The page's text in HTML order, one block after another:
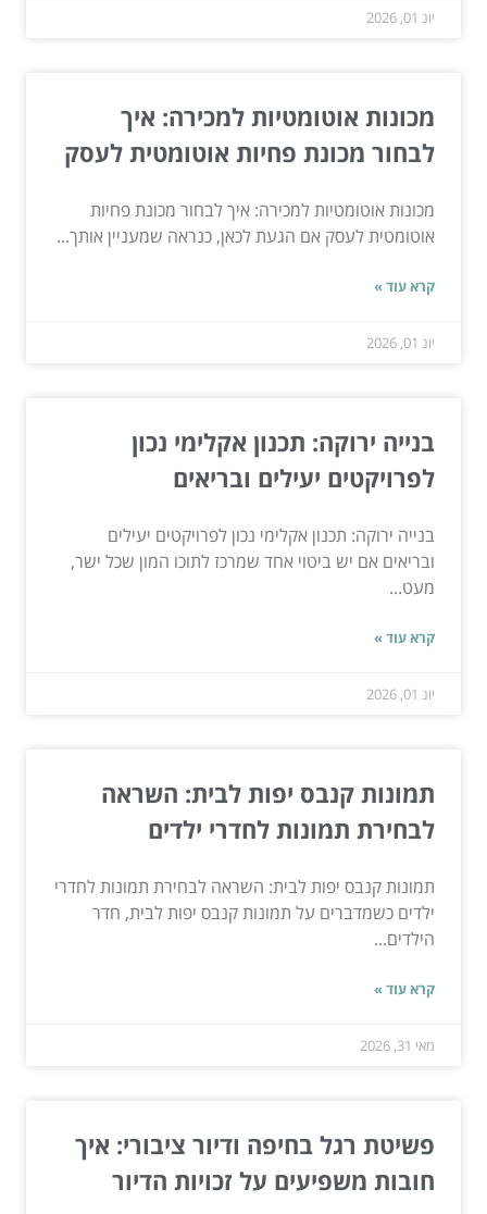
יונ 01, 2026
מכונות אוטומטיות למכירה: איך
לבחור מכונת פחיות אוטומטית לעסק
מכונות אוטומטיות למכירה: איך לבחור מכונת פחיות
אוטומטית לעסק אם הגעת לכאן, כנראה שמעניין אותך...
קרא עוד »
יונ 01, 2026
בנייה ירוקה: תכנון אקלימי נכון
לפרויקטים יעילים ובריאים
בנייה ירוקה: תכנון אקלימי נכון לפרויקטים יעילים
ובריאים אם יש ביטוי אחד שמרכז לתוכו המון שכל ישר,
מעט...
קרא עוד »
יונ 01, 2026
תמונות קנבס יפות לבית: השראה
לבחירת תמונות לחדרי ילדים
תמונות קנבס יפות לבית: השראה לבחירת תמונות לחדרי
ילדים כשמדברים על תמונות קנבס יפות לבית, חדר
הילדים...
קרא עוד »
מאי 31, 2026
פשיטת רגל בחיפה ודיור ציבורי: איך
חובות משפיעים על זכויות הדיור